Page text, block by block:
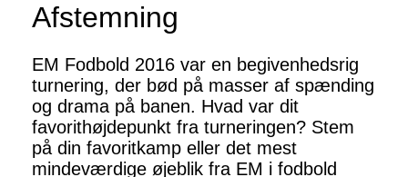
Afstemning
EM Fodbold 2016 var en begivenhedsrig
turnering, der bød på masser af spænding
og drama på banen. Hvad var dit
favorithøjdepunkt fra turneringen? Stem
på din favoritkamp eller det mest
mindeværdige øjeblik fra EM i fodbold